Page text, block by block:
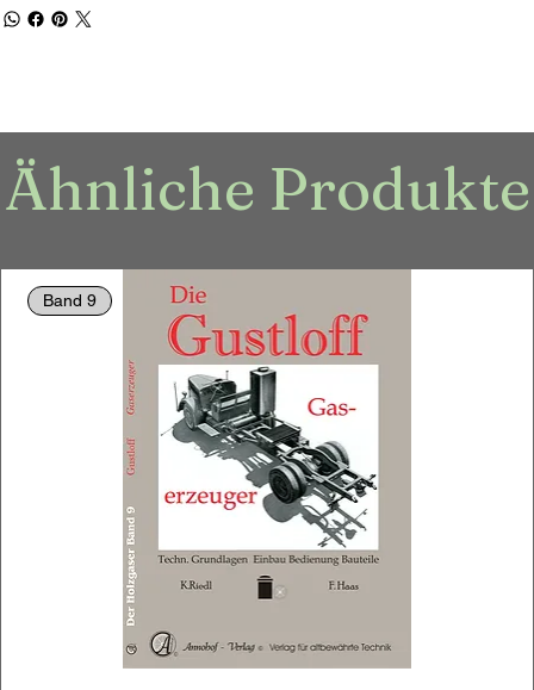
Ähnliche Produkte
Band 9